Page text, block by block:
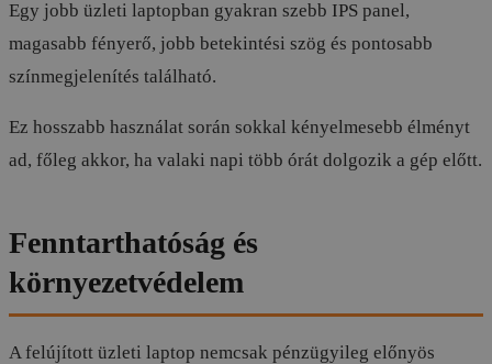
Egy jobb üzleti laptopban gyakran szebb IPS panel,
magasabb fényerő, jobb betekintési szög és pontosabb
színmegjelenítés található.
Ez hosszabb használat során sokkal kényelmesebb élményt
ad, főleg akkor, ha valaki napi több órát dolgozik a gép előtt.
Fenntarthatóság és
környezetvédelem
A felújított üzleti laptop nemcsak pénzügyileg előnyös